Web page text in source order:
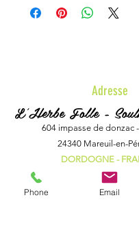
Frais de port offert à partir
Adresse
L'Herbe Folle -
604 impasse de donzac
24340 Mareuil-en-
DORDOGNE -
Phone Email